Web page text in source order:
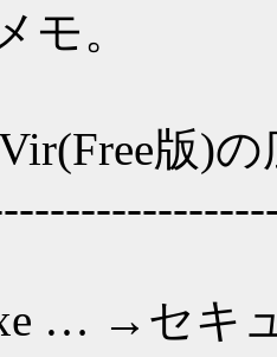
モ。
版)
… →セキ